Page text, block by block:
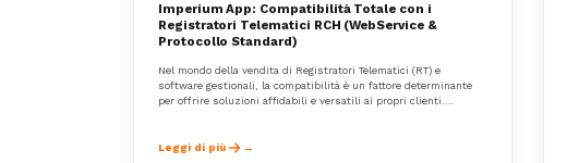
Imperium App: Compatibilità Totale con i
Registratori Telematici RCH (WebService &
Protocollo Standard)
Nel mondo della vendita di Registratori Telematici (RT) e
software gestionali, la compatibilità è un fattore determinante
per offrire soluzioni affidabili e versatili ai propri clienti.
Telematici RCH.
Leggi di più